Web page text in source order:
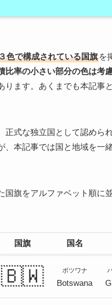
色で構成されている国旗 を
比率の小さい部分の色は考
ります。あくまでも本記事
正式な独立国として認めら
、本記事では国と地域を一
国旗をアルファベット順に
国旗 国名
🇧🇼 ボツワナ
Botswana